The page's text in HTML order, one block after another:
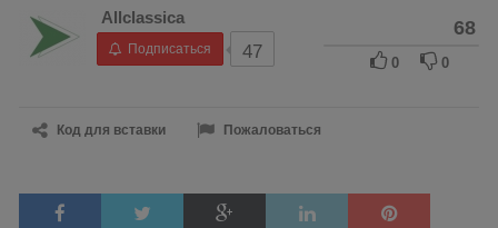
Allclassica
Подписаться 47
68
0 0
Код для вставки Пожаловаться